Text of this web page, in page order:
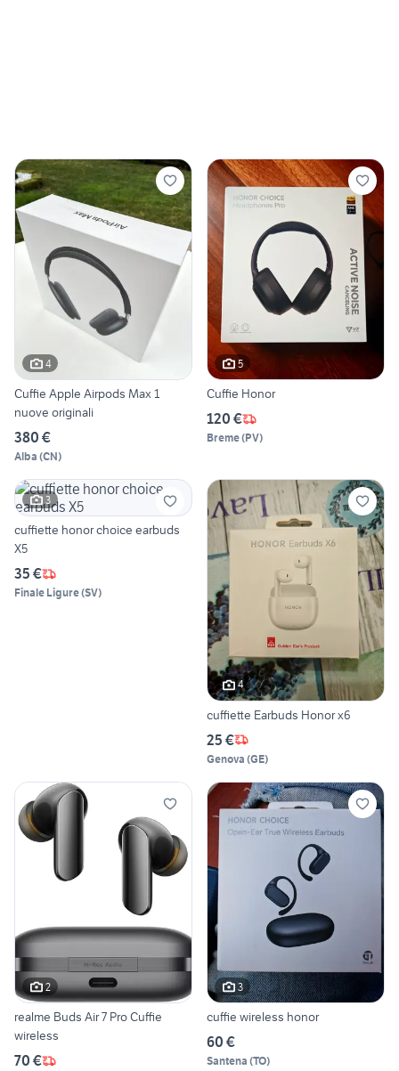
4
Cuffie Apple Airpods Max 1
nuove originali
380 €
Alba (CN)
5
Cuffie Honor
120 €
Breme(PV)
3
cuffiette honor choice earbuds
X5
35 €
Finale Ligure(SV)
4
cuffiette Earbuds Honor x6
25 €
Genova (GE)
2
realme Buds Air 7 Pro Cuffie
wireless
70 €
3
cuffie wireless honor
60 €
Santena (TO)